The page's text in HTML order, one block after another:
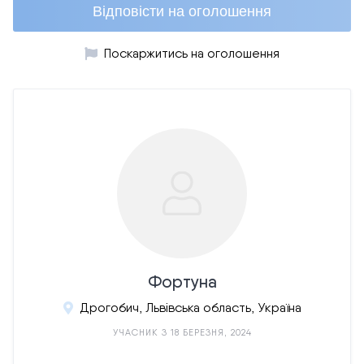
Відповісти на оголошення
Поскаржитись на оголошення
Фортуна
Дрогобич, Львівська область, Україна
УЧАСНИК З 18 БЕРЕЗНЯ, 2024